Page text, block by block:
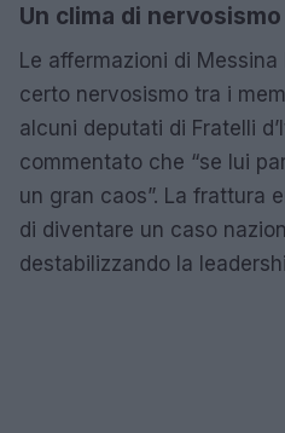
Un clima di nervosismo
Le affermazioni di
certo nervosismo tra i
alcuni deputati di Fratelli
commentato che “se lui
un gran caos”. La frattura
di diventare un caso
destabilizzando la